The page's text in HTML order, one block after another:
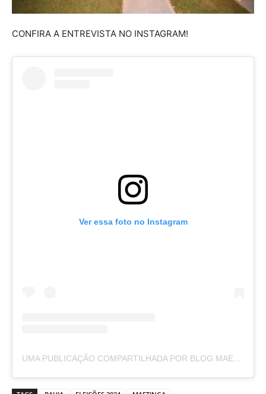
CONFIRA A ENTREVISTA NO INSTAGRAM!
Ver essa foto no Instagram
UMA PUBLICAÇÃO COMPARTILHADA POR BLOG MAETINGA NOTÍCIAS (@BLOGMAETINGANOTICIAS)